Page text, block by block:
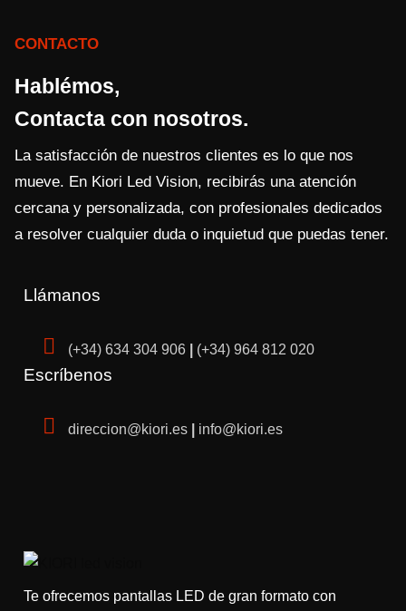
CONTACTO
Hablémos,
Contacta con nosotros.
La satisfacción de nuestros clientes es lo que nos
mueve. En Kiori Led Vision, recibirás una atención
cercana y personalizada, con profesionales dedicados
a resolver cualquier duda o inquietud que puedas tener.
Llámanos
(+34) 634 304 906 (+34) 964 812 020
Escríbenos
direccion@kiori.es info@kiori.es
Te ofrecemos pantallas LED de gran formato con